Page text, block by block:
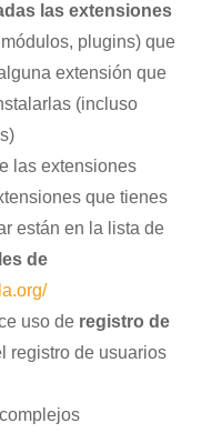
las extensiones
plugins) que
extensión que
(incluso
las extensiones
que tienes
están en la lista de
de
uso de registro de
registro de usuarios